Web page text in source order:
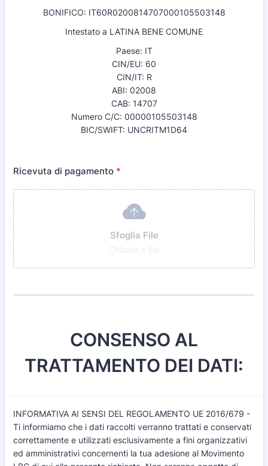
BONIFICO: IT60R0200814707000105503148
Intestato a LATINA BENE COMUNE
Paese: IT
CIN/EU: 60
CIN/IT: R
ABI: 02008
CAB: 14707
Numero C/C: 00000105503148
BIC/SWIFT: UNCRITM1D64
Ricevuta di pagamento *
Sfoglia File
Choose a file
CONSENSO AL
TRATTAMENTO DEI DATI:
INFORMATIVA AI SENSI DEL REGOLAMENTO UE 2016/679 -
Ti informiamo che i dati raccolti verranno trattati e conservati
correttamente e utilizzati esclusivamente a fini organizzativi
ed amministrativi concernenti la tua adesione al Movimento